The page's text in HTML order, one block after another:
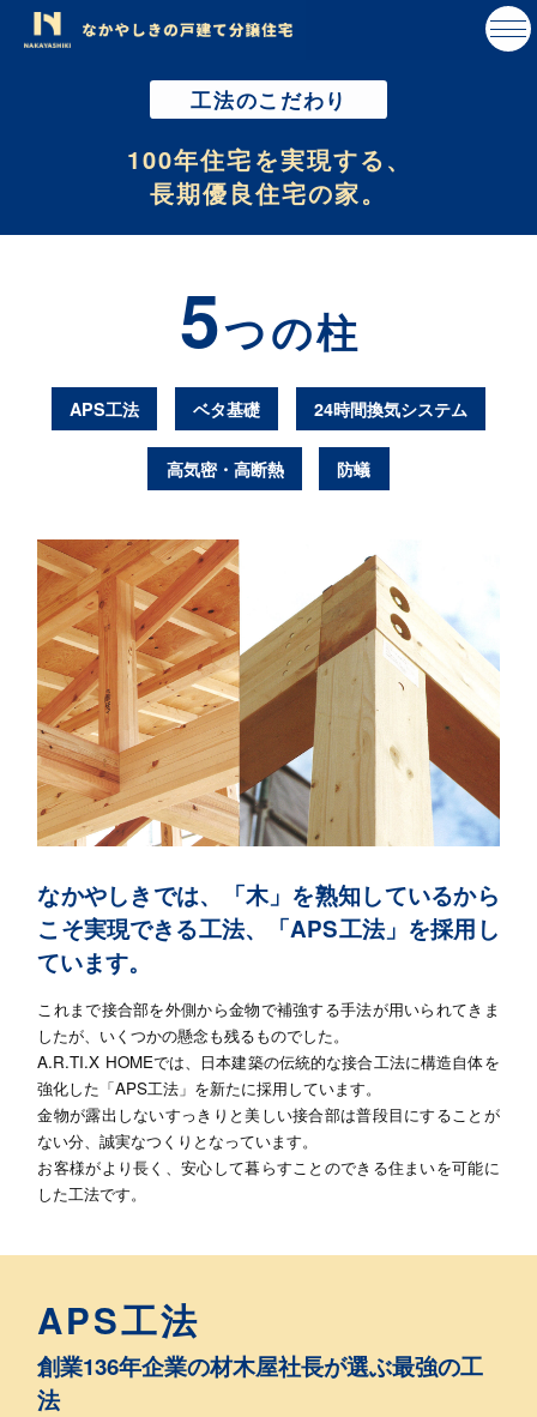
工法のこだわり
100年住宅を実現する、
長期優良住宅の家。
5つの柱
APS工法 ベタ基礎 24時間換気システム
高気密・高断熱 防蟻
なかやしきでは、「木」を熟知しているから
こそ実現できる工法、
「APS工法」を採用し
ています。
これまで接合部を外側から金物で補強する手法が用いられてきま
したが、いくつかの懸念も残るものでした。
A.R.TI.X HOMEでは、日本建築の伝統的な接合工法に構造自体を
強化した「APS工法」を新たに採用しています。
金物が露出しないすっきりと美しい接合部は普段目にすることが
ない分、誠実なつくりとなっています。
お客様がより長く、安心して暮らすことのできる住まいを可能に
した工法です。
APS工法
創業136年企業の材木屋社長が選ぶ最強の工
法